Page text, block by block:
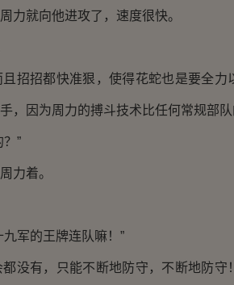
就向他进攻了，速度很快。
招都快准狠，使得花蛇也是要全力
，因为周力的搏斗技术比任何常规部队
”
力着。
军的王牌连队嘛！”
有，只能不断地防守，不断地防守